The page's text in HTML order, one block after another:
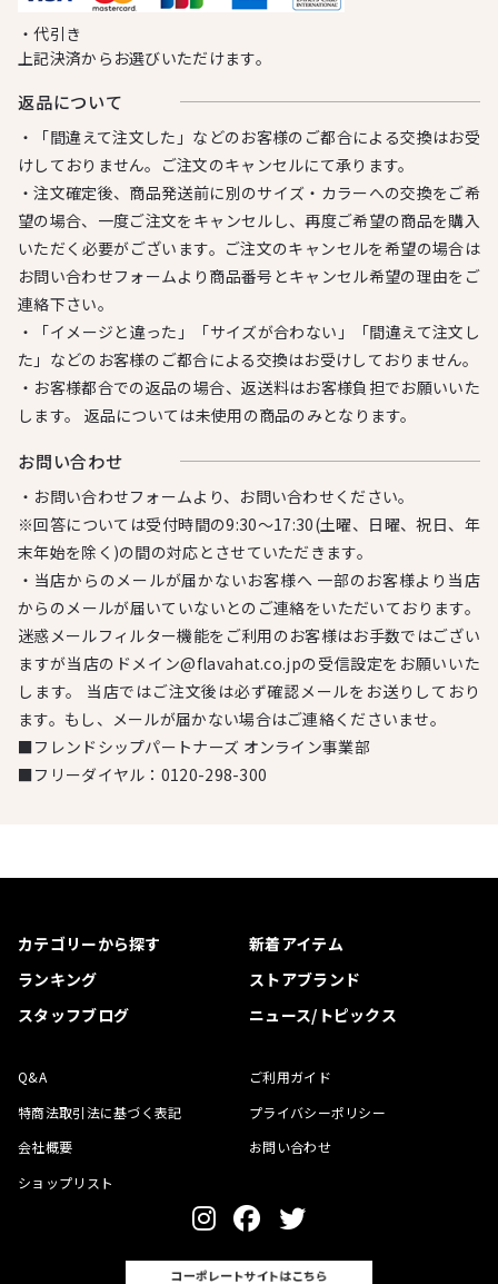
・代引き
上記決済からお選びいただけます。
返品について
・「間違えて注文した」などのお客様のご都合による交換はお受
けしておりません。ご注文のキャンセルにて承ります。
・注文確定後、商品発送前に別のサイズ・カラーへの交換をご希
望の場合、一度ご注文をキャンセルし、再度ご希望の商品を購入
いただく必要がございます。ご注文のキャンセルを希望の場合は
お問い合わせフォームより商品番号とキャンセル希望の理由をご
連絡下さい。
・「イメージと違った」「サイズが合わない」「間違えて注文し
た」などのお客様のご都合による交換はお受けしておりません。
・お客様都合での返品の場合、返送料はお客様負担でお願いいた
します。 返品については未使用の商品のみとなります。
お問い合わせ
・お問い合わせフォームより、お問い合わせください。
※回答については受付時間の9:30～17:30(土曜、日曜、祝日、年
末年始を除く)の間の対応とさせていただきます。
・当店からのメールが届かないお客様へ 一部のお客様より当店
からのメールが届いていないとのご連絡をいただいております。
迷惑メールフィルター機能をご利用のお客様はお手数ではござい
ますが当店のドメイン@flavahat.co.jpの受信設定をお願いいた
します。 当店ではご注文後は必ず確認メールをお送りしており
ます。もし、メールが届かない場合はご連絡くださいませ。
■フレンドシップパートナーズ オンライン事業部
■フリーダイヤル： 0120-298-300
カテゴリーから探す
新着アイテム
ランキング
ストアブランド
スタッフブログ
ニュース/トピックス
Q&A
ご利用ガイド
特商法取引法に基づく表記
プライバシーポリシー
会社概要
お問い合わせ
ショップリスト